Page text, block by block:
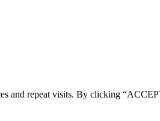
and repeat visits. By clicking